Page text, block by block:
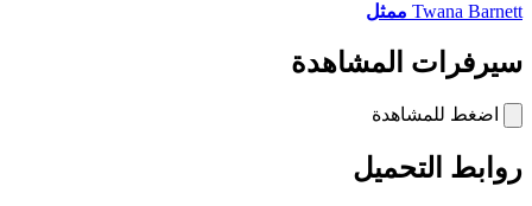
Twana Barnett ممثل
سيرفرات المشاهدة
اضغط للمشاهدة
روابط التحميل